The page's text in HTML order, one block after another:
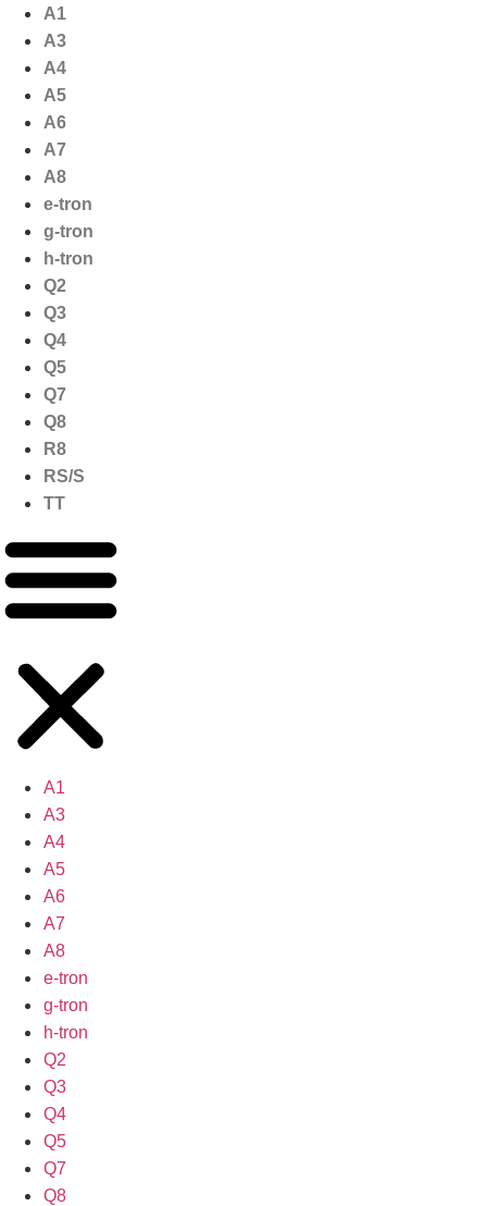
naar
inhoud
A1
A3
A4
A5
A6
A7
A8
e-tron
g-tron
h-tron
Q2
Q3
Q4
Q5
Q7
Q8
R8
RS/S
TT
A1
A3
A4
A5
A6
A7
A8
e-tron
g-tron
h-tron
Q2
Q3
Q4
Q5
Q7
Q8